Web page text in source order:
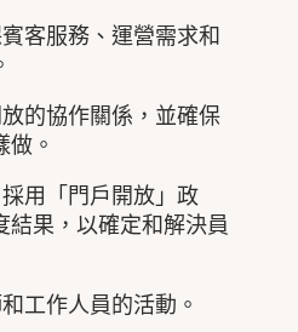
客服務、運營需求和
的協作關係，並確保
做。
用「門戶開放」政
結果，以確定和解決員
工作人員的活動。